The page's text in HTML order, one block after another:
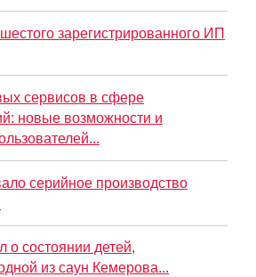
зарегистрированного ИП
сервисов в сфере
новые возможности и
серийное производство
состоянии детей,
из саун Кемерова...